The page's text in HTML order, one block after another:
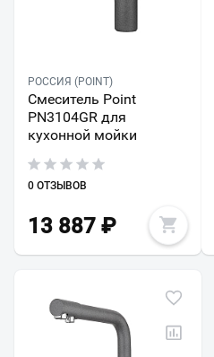
РОССИЯ (POINT)
Смеситель Point
PN3104GR для
кухонной мойки
0 ОТЗЫВОВ
13 887 ₽